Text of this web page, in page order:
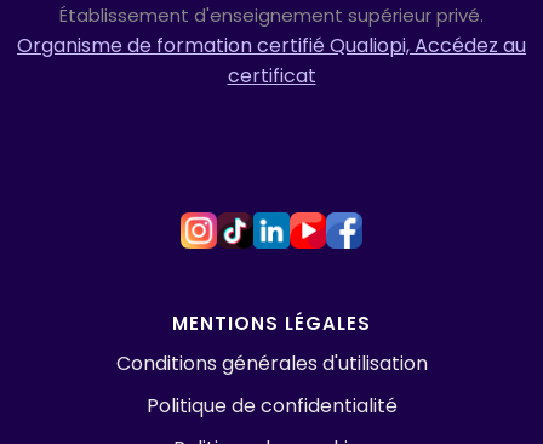
Établissement d'enseignement supérieur privé.
Organisme de formation certifié Qualiopi, Accédez au
certificat
MENTIONS LÉGALES
Conditions générales d'utilisation
Politique de confidentialité